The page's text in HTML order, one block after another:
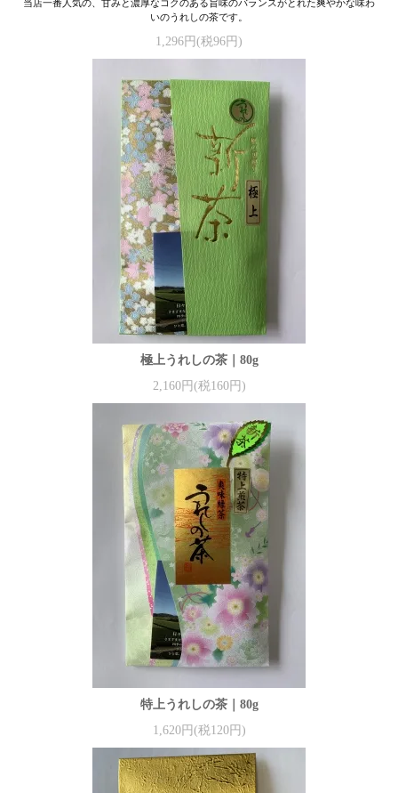
当店一番人気の、甘みと濃厚なコクのある旨味のバランスがとれた爽やかな味わ
いのうれしの茶です。
1,296円(税96円)
極上うれしの茶｜80g
2,160円(税160円)
特上うれしの茶｜80g
1,620円(税120円)